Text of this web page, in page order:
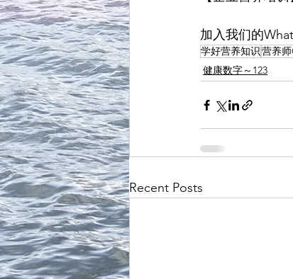
加入我们的
学好营养知识营养
健康数字～123
Recent Posts